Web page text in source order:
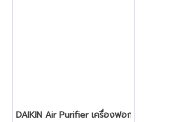
DAIKIN Air Purifier เครื่องฟอกอากาศ